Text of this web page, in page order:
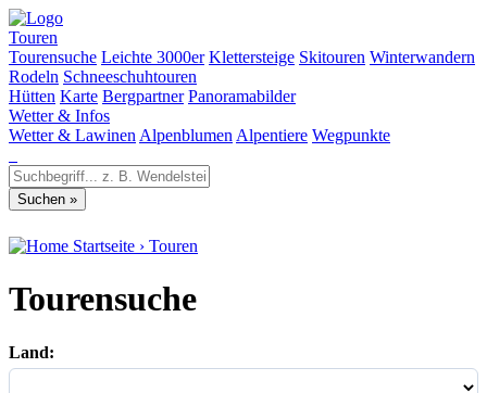
Touren
Tourensuche Leichte 3000er Klettersteige Skitouren Winterwandern
Rodeln Schneeschuhtouren
Hütten Karte Bergpartner Panoramabilder
Wetter & Infos
Wetter & Lawinen Alpenblumen Alpentiere Wegpunkte
Startseite › Touren
Tourensuche
Land: